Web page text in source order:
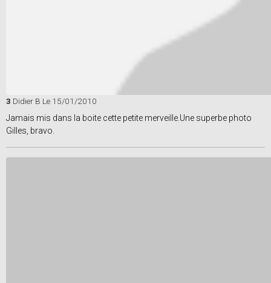
3 Didier B Le 15/01/2010
Jamais mis dans la boite cette petite merveille.Une superbe photo
Gilles, bravo.